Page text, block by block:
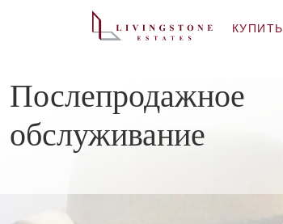
КУПИТЬ
Послепродажное
обслуживание